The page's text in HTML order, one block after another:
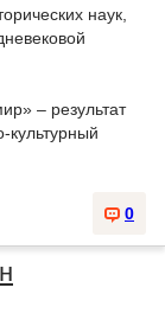
наук,
– результат
культурный
0